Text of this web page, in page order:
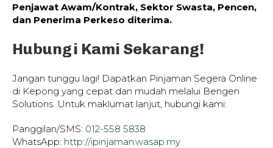
Penjawat Awam/Kontrak, Sektor Swasta, Pencen,
dan Penerima Perkeso diterima.
Hubungi Kami Sekarang!
Jangan tunggu lagi! Dapatkan Pinjaman Segera Online
di Kepong yang cepat dan mudah melalui Bengen
Solutions. Untuk maklumat lanjut, hubungi kami:
Panggilan/SMS: 012-558 5838
WhatsApp: http://ipinjaman.wasap.my